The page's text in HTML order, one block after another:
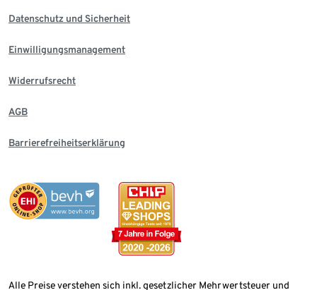
Datenschutz und Sicherheit
Einwilligungsmanagement
Widerrufsrecht
AGB
Barrierefreiheitserklärung
Alle Preise verstehen sich inkl. gesetzlicher Mehrwertsteuer und